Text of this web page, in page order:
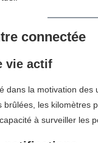
connectée
vie actif
dans la motivation
les
à surveiller les